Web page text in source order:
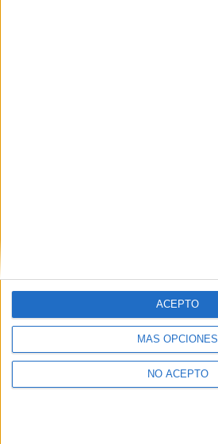
MÁS OPCIONES
NO ACEPTO
ACEPTO
Zaragoza(1)